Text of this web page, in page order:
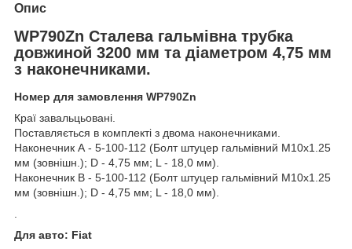
Опис
WP790Zn Сталева гальмівна трубка
довжиной 3200 мм та діаметром 4,75 мм
з наконечниками.
Номер для замовлення WP790Zn
Краї завальцьовані.
Поставляється в комплекті з двома наконечниками.
Наконечник А - 5-100-112 (Болт штуцер гальмівний М10х1.25
мм (зовнішн.); D - 4,75 мм; L - 18,0 мм).
Наконечник В - 5-100-112 (Болт штуцер гальмівний М10х1.25
мм (зовнішн.); D - 4,75 мм; L - 18,0 мм).
.
Для авто: Fiat